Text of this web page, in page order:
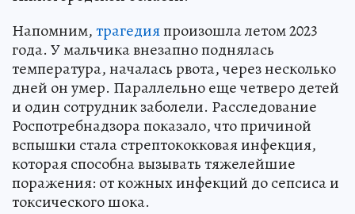
Напомним,трагедияпроизошла летом 2023
года. У мальчика внезапно поднялась
температура, началась рвота, через несколько
дней он умер. Параллельно еще четверо детей
и один сотрудник заболели. Расследование
Роспотребнадзора показало, что причиной
вспышки стала стрептококковая инфекция,
которая способна вызывать тяжелейшие
поражения: от кожных инфекций до сепсиса и
токсического шока.